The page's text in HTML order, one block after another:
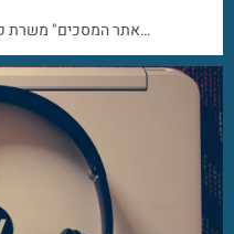
"אתר המסכים" משרת קהילה צרכנית הצורכת שירותי תיקונים…